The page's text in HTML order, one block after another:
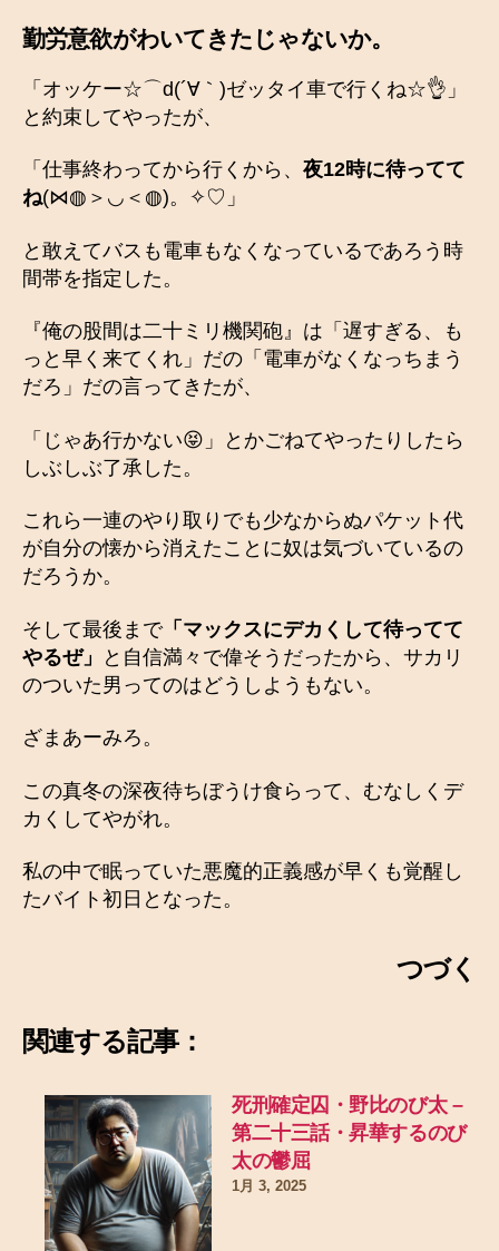
勤労意欲がわいてきたじゃないか。
「オッケー☆⌒d(´∀｀)ゼッタイ車で行くね☆👌」
と約束してやったが、
「仕事終わってから行くから、 夜12時に待ってて
ね(⋈◍＞◡＜◍)。✧♡」
と敢えてバスも電車もなくなっているであろう時
間帯を指定した。
『俺の股間は二十ミリ機関砲』は「遅すぎる、も
っと早く来てくれ」だの「電車がなくなっちまう
だろ」だの言ってきたが、
「じゃあ行かない😝」とかごねてやったりしたら
しぶしぶ了承した。
これら一連のやり取りでも少なからぬパケット代
が自分の懐から消えたことに奴は気づいているの
だろうか。
そして最後まで「マックスにデカくして待ってて
やるぜ」
と自信満々で偉そうだったから、サカリ
のついた男ってのはどうしようもない。
ざまあーみろ。
この真冬の深夜待ちぼうけ食らって、むなしくデ
カくしてやがれ。
私の中で眠っていた悪魔的正義感が早くも覚醒し
たバイト初日となった。
つづく
関連する記事：
死刑確定囚・野比のび太 –
第二十三話・昇華するのび
太の鬱屈
1月 3, 2025